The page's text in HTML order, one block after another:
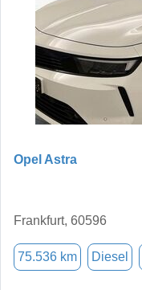
Opel Astra
Frankfurt, 60596
75.536 km Diesel